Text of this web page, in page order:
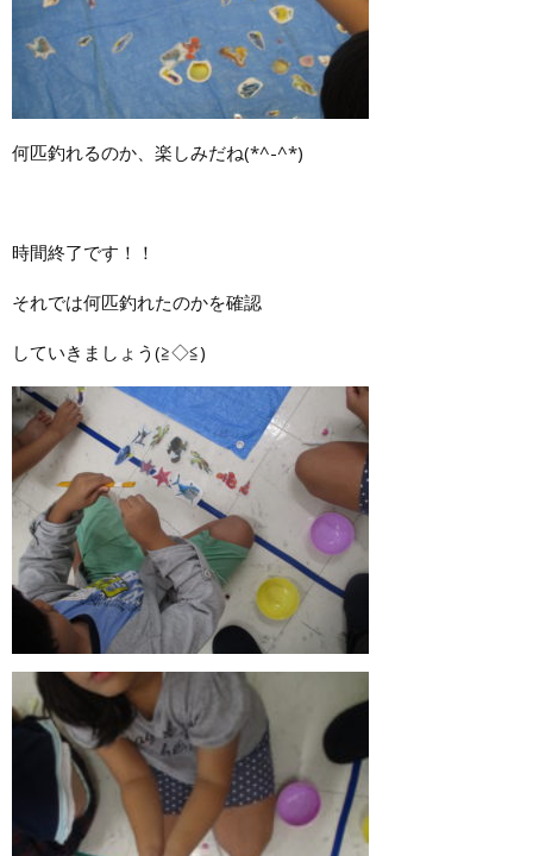
何匹釣れるのか、楽しみだね(*^-^*)
時間終了です！！
それでは何匹釣れたのかを確認
していきましょう(≧◇≦)